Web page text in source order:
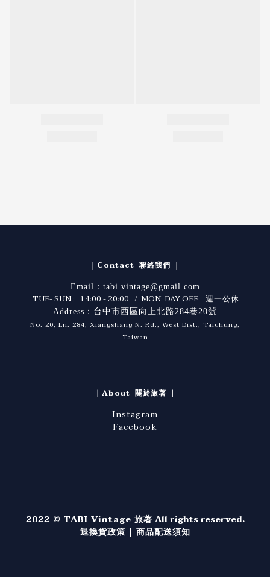
｜Contact 聯絡我們 ｜
Email：tabi.vintage@gmail.com
TUE- SUN : 14:00 - 20:00 / MON: DAY OFF . 週一公休
Address：台中市西區向上北路284巷20號
No. 20, Ln. 284, Xiangshang N. Rd., West Dist., Taichung,
Taiwan
｜About 關於旅著 ｜
Instagram
Facebook
2022 © TABI Vintage 旅著 All rights reserved.
退換貨政策 | 商品配送須知